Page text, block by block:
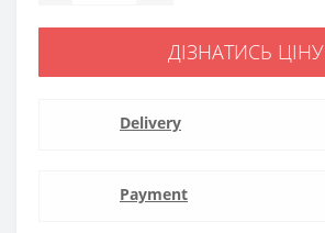
ДІЗНАТИСЬ ЦІНУ
Delivery
Payment